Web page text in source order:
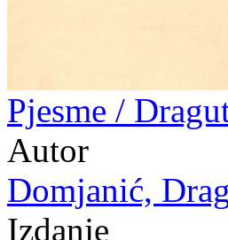
Pjesme /
Autor
Domjanić,
Izdanje